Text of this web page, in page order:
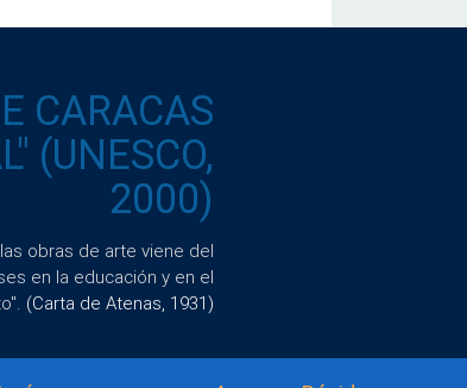
CARACAS
(UNESCO,
2000)
obras de arte viene del
en la educación y en el
(Carta de Atenas, 1931)